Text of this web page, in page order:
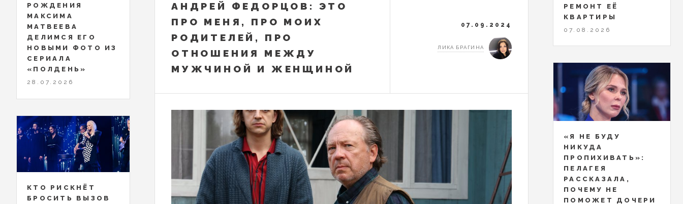
АНДРЕЙ ФЕДОРЦОВ: ЭТО
ПРО МЕНЯ, ПРО МОИХ
РОДИТЕЛЕЙ, ПРО
ОТНОШЕНИЯ МЕЖДУ
МУЖЧИНОЙ И ЖЕНЩИНОЙ
07.09.2024
ЛИКА БРАГИНА
РОЖДЕНИЯ
МАКСИМА
МАТВЕЕВА
ДЕЛИМСЯ ЕГО
НОВЫМИ ФОТО ИЗ
СЕРИАЛА
«ПОЛДЕНЬ»
28.07.2026
КТО РИСКНЁТ
БРОСИТЬ ВЫЗОВ
РЕМОНТ ЕЁ
КВАРТИРЫ
07.08.2026
«Я НЕ БУДУ
НИКУДА
ПРОПИХИВАТЬ»:
ПЕЛАГЕЯ
РАССКАЗАЛА,
ПОЧЕМУ НЕ
ПОМОЖЕТ ДОЧЕРИ